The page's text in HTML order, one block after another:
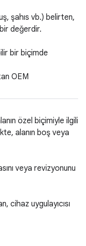
şahıs vb.) belirten,
değerdir.
bir biçimde
OEM
özel biçimiyle ilgili
alanın boş veya
veya revizyonunu
cihaz uygulayıcısı